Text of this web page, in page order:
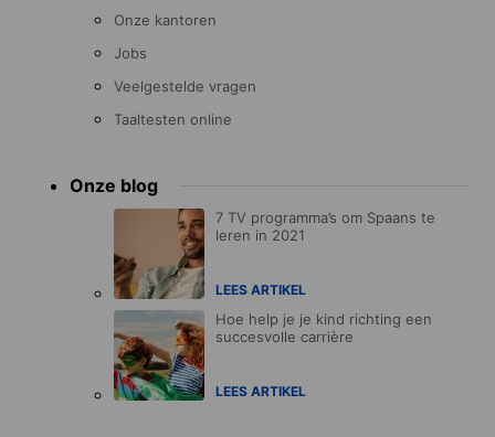
Onze kantoren
Jobs
Veelgestelde vragen
Taaltesten online
Onze blog
7 TV programma’s om Spaans te
leren in 2021
LEES ARTIKEL
Hoe help je je kind richting een
succesvolle carrière
LEES ARTIKEL